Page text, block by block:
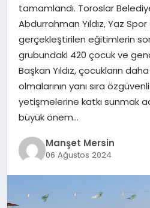
KÜLTÜR SANAT
MAGAZİN
SAĞLIK
SİYASET
tamamlandı. Toroslar
Abdurrahman Yıldız, Yaz
gerçekleştirilen eğitimlerin
grubundaki 420 çocuk ve
Başkan Yıldız, çocukların
olmalarının yanı sıra
yetişmelerine katkı sunmak
büyük önem…
Manşet Mersin
06 Ağustos 2024